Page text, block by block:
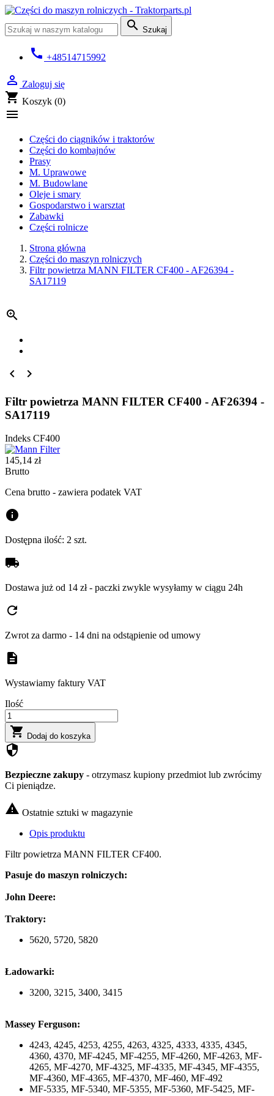
 Szukaj
call +48514715992
 Zaloguj się
shopping_cart Koszyk (0)

Części do ciągników i traktorów
Części do kombajnów
Prasy
M. Uprawowe
M. Budowlane
Oleje i smary
Gospodarstwo i warsztat
Zabawki
Części rolnicze
Strona główna
Części do maszyn rolniczych
Filtr powietrza MANN FILTER CF400 - AF26394 -
SA17119

 
Filtr powietrza MANN FILTER CF400 - AF26394 -
SA17119
Indeks CF400
145,14 zł
Brutto
Cena brutto - zawiera podatek VAT
info
Dostępna ilość: 2 szt.
local_shipping
Dostawa już od 14 zł - paczki zwykle wysyłamy w ciągu 24h
refresh
Zwrot za darmo - 14 dni na odstąpienie od umowy
description
Wystawiamy faktury VAT
Ilość
 Dodaj do koszyka
security
Bezpieczne zakupy - otrzymasz kupiony przedmiot lub zwrócimy
Ci pieniądze.
 Ostatnie sztuki w magazynie
Opis produktu
Filtr powietrza MANN FILTER CF400.
Pasuje do maszyn rolniczych:
John Deere:
Traktory:
5620, 5720, 5820
Ładowarki:
3200, 3215, 3400, 3415
Massey Ferguson:
4243, 4245, 4253, 4255, 4263, 4325, 4333, 4335, 4345,
4360, 4370, MF-4245, MF-4255, MF-4260, MF-4263, MF-
4265, MF-4270, MF-4325, MF-4335, MF-4345, MF-4355,
MF-4360, MF-4365, MF-4370, MF-460, MF-492
MF-5335, MF-5340, MF-5355, MF-5360, MF-5425, MF-